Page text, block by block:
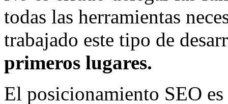
todas las herramientas
trabajado este tipo de
primeros lugares.
El posicionamiento SEO